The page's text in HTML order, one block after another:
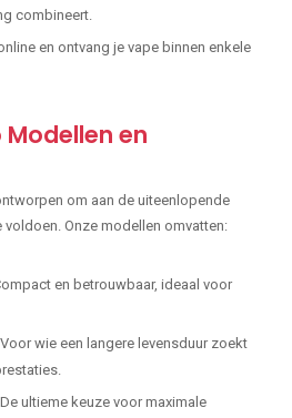
combineert.
en ontvang je vape binnen enkele
en
om aan de uiteenlopende
Onze modellen omvatten:
en betrouwbaar, ideaal voor
Voor wie een langere levensduur zoekt
De ultieme keuze voor maximale